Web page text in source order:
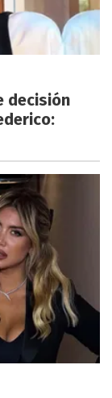
decisión